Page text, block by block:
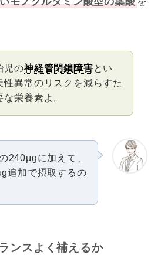
児の神経管閉鎖障害とい
性異常のリスクを減らすた
栄養素よ。
240μgに加えて、
追加で摂取するの
ンスよく補えるか